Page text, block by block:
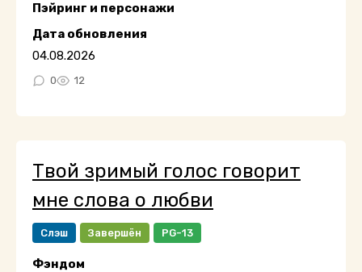
Пэйринг и персонажи
Дата обновления
04.08.2026
0 12
Твой зримый голос говорит
мне слова о любви
Слэш Завершён PG-13
Фэндом